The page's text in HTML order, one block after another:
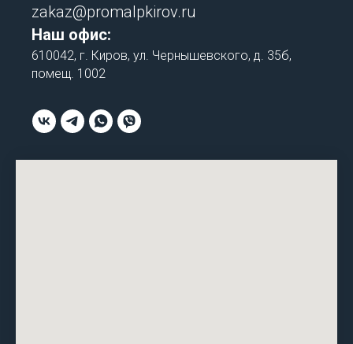
zakaz@promalpkirov.ru
Наш офис:
610042, г. Киров, ул. Чернышевского, д. 35б,
помещ. 1002